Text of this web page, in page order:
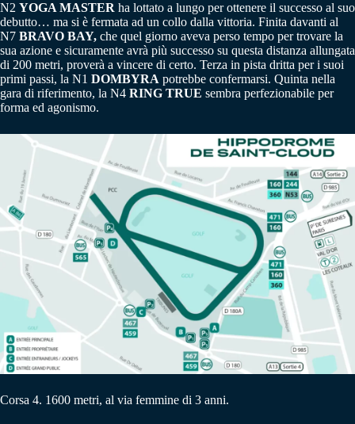
N2 YOGA MASTER ha lottato a lungo per ottenere il successo al suo
debutto… ma si è fermata ad un collo dalla vittoria. Finita davanti al
N7 BRAVO BAY, che quel giorno aveva perso tempo per trovare la
sua azione e sicuramente avrà più successo su questa distanza allungata
di 200 metri, proverà a vincere di certo. Terza in pista dritta per i suoi
primi passi, la N1 DOMBYRA potrebbe confermarsi. Quinta nella
gara di riferimento, la N4 RING TRUE sembra perfezionabile per
forma ed agonismo.
Corsa 4. 1600 metri, al via femmine di 3 anni.